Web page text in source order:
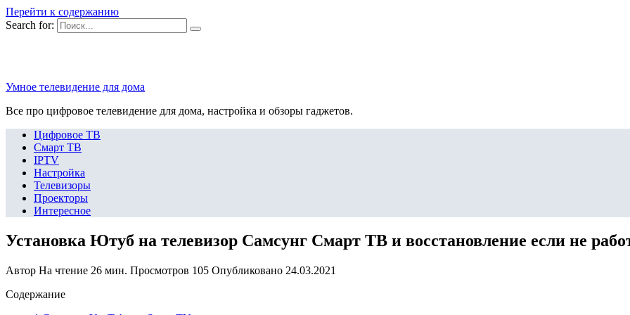
Перейти к содержанию
Search for:
Умное телевидение для дома
Все про цифровое телевидение для дома, настройка и обзоры гаджетов.
Цифровое ТВ
Смарт ТВ
IPTV
Настройка
Телевизоры
Проекторы
Интересное
Установка Ютуб на телевизор Самсунг Смарт ТВ и восстановление если не
Автор На чтение 26 мин. Просмотров 105 Опубликовано 24.03.2021
Содержание